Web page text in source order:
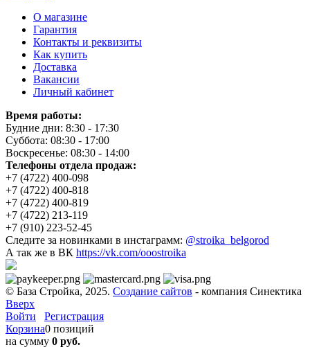
О магазине
Гарантия
Контакты и реквизиты
Как купить
Доставка
Вакансии
Личный кабинет
Время работы:
Будние дни: 8:30 - 17:30
Суббота: 08:30 - 17:00
Воскресенье: 08:30 - 14:00
Телефоны отдела продаж:
+7 (4722) 400-098
+7 (4722) 400-818
+7 (4722) 400-819
+7 (4722) 213-119
+7 (910) 223-52-45
Следите за новинками в инстаграмм: @stroika_belgorod
А так же в ВК https://vk.com/ooostroika
© База Стройка, 2025. Создание сайтов - компания Синектика
Вверх
Войти
Регистрация
Корзина0 позиций
на сумму 0 руб.